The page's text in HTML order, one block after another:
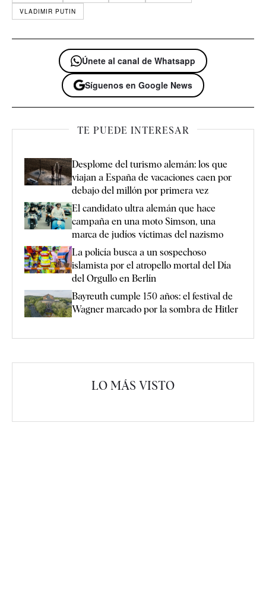
VLADIMIR PUTIN
Únete al canal de Whatsapp
Síguenos en Google News
TE PUEDE INTERESAR
Desplome del turismo alemán: los que
viajan a España de vacaciones caen por
debajo del millón por primera vez
El candidato ultra alemán que hace
campaña en una moto Simson, una
marca de judíos víctimas del nazismo
La policía busca a un sospechoso
islamista por el atropello mortal del Día
del Orgullo en Berlín
Bayreuth cumple 150 años: el festival de
Wagner marcado por la sombra de Hitler
LO MÁS VISTO